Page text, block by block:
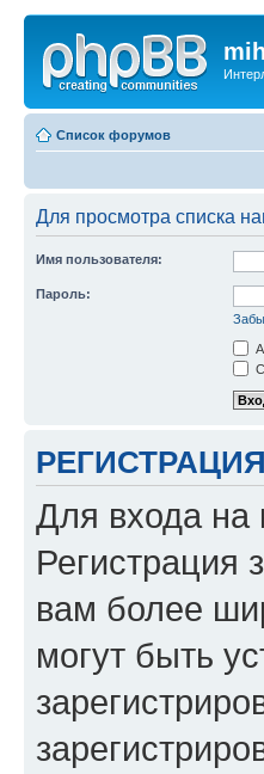
Список форумов
Для просмотра списка
Имя пользователя:
Пароль:
РЕГИСТРАЦИЯ
Для входа на
Регистрация
вам более
могут быть